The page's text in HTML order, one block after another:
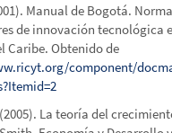
Manual de Bogotá.
de innovación tecnológica
Caribe. Obtenido de
component/
La teoría del